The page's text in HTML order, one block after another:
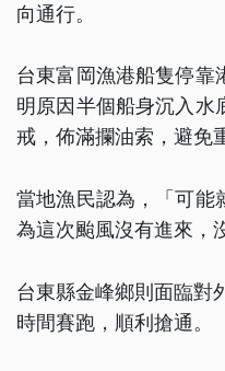
向通行。
台東富岡漁港船隻停靠
明原因半個船身沉入水
戒，佈滿攔油索，避免
當地漁民認為，「可能
為這次颱風沒有進來，
台東縣金峰鄉則面臨對
時間賽跑，順利搶通。